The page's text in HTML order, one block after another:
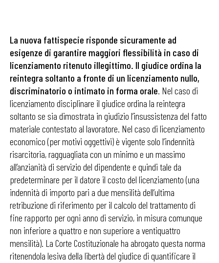
La nuova fattispecie risponde sicuramente ad
esigenze di garantire maggiori flessibilità in caso di
licenziamento ritenuto illegittimo. Il giudice ordina la
reintegra soltanto a fronte di un licenziamento nullo,
discriminatorio o intimato in forma orale . Nel caso di
licenziamento disciplinare il giudice ordina la reintegra
soltanto se sia dimostrata in giudizio l’insussistenza del fatto
materiale contestato al lavoratore. Nel caso di licenziamento
economico (per motivi oggettivi) è vigente solo l’indennità
risarcitoria, ragguagliata con un minimo e un massimo
all’anzianità di servizio del dipendente e quindi tale da
predeterminare per il datore il costo del licenziamento (una
indennità di importo pari a due mensilità dell’ultima
retribuzione di riferimento per il calcolo del trattamento di
fine rapporto per ogni anno di servizio, in misura comunque
non inferiore a quattro e non superiore a ventiquattro
mensilità). La Corte Costituzionale ha abrogato questa norma
ritenendola lesiva della libertà del giudice di quantificare il